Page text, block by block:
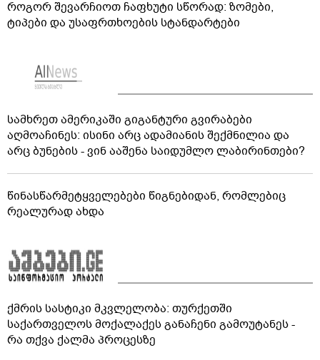
როგორ შევარჩიოთ ჩაფხუტი სწორად: ზომები,
ტიპები და უსაფრთხოების სტანდარტები
სამხრეთ ამერიკაში გიგანტური გვირაბები
აღმოაჩინეს: ისინი არც ადამიანის შექმნილია და
არც ბუნების - ვინ ააშენა საიდუმლო ლაბირინთები?
წინასწარმეტყველებები წიგნებიდან, რომლებიც
რეალურად ახდა
ქმრის სასტიკი მკვლელობა: თურქეთში
საქართველოს მოქალაქეს განაჩენი გამოუტანეს -
რა თქვა ქალმა პროცესზე